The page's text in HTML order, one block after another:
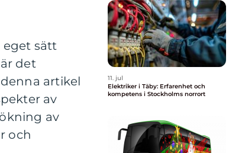
eget sätt
det
artikel
av
av
och
11. jul
Elektriker i Täby: Erfarenhet och
kompetens i Stockholms norrort